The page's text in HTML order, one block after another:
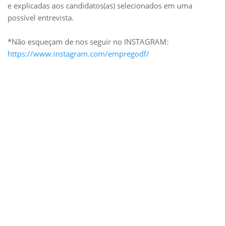
e explicadas aos candidatos(as) selecionados em uma
possível entrevista.
*Não esqueçam de nos seguir no INSTAGRAM:
https://www.instagram.com/empregodf/